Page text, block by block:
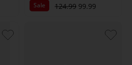
Sale 124.99 99.99